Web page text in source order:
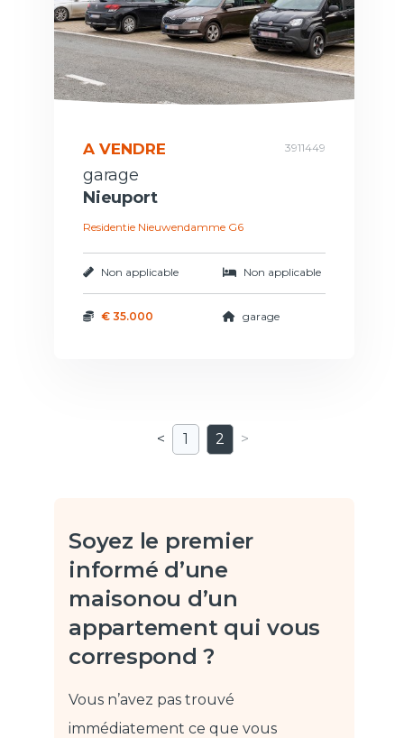
A VENDRE 3911449
garage
Nieuport
Residentie Nieuwendamme G6
Non applicable Non applicable
€ 35.000 garage
< 1 2 >
Soyez le premier
informé d’une
maisonou d’un
appartement qui vous
correspond ?
Vous n’avez pas trouvé
immédiatement ce que vous